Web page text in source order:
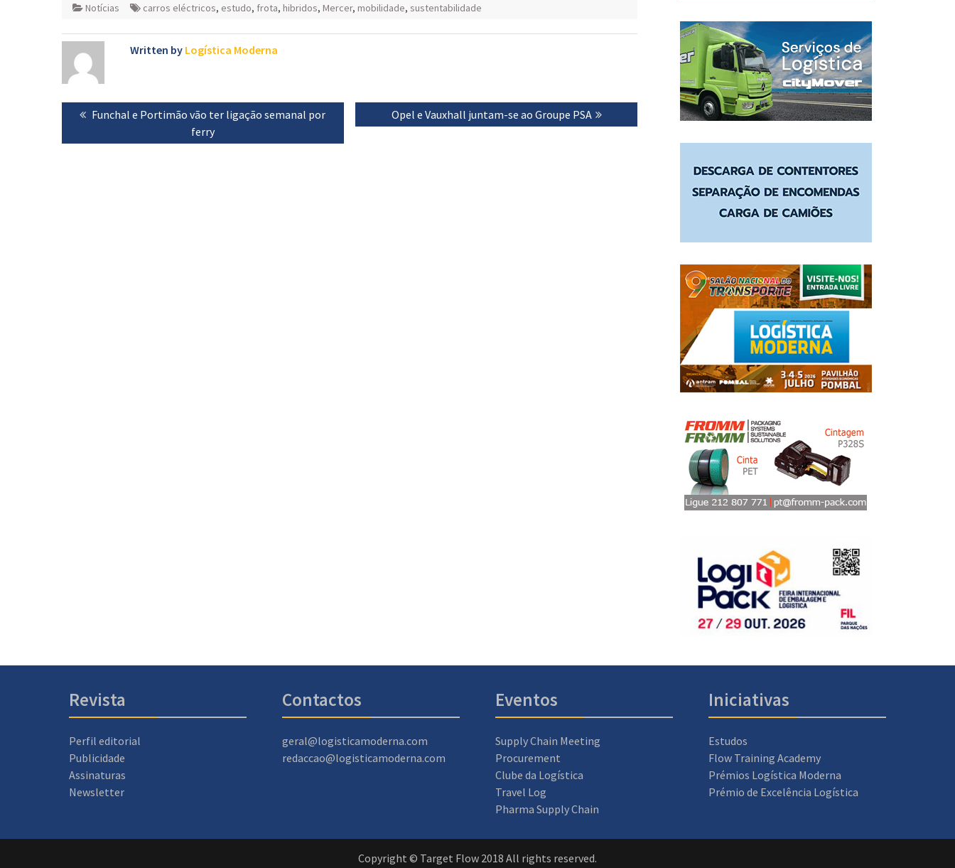
Notícias carros eléctricos, estudo, frota, hibridos, Mercer, mobilidade, sustentabilidade
Written by Logística Moderna
Navegação
artigos
Previous
Funchal e Portimão vão ter ligação semanal por
ferry
Next
post:
Opel e Vauxhall juntam-se ao Groupe PSA
Revista
Perfil editorial
Publicidade
Assinaturas
Newsletter
Contactos
geral@logisticamoderna.com
redaccao@logisticamoderna.com
Eventos
Supply Chain Meeting
Procurement
Clube da Logística
Travel Log
Pharma Supply Chain
Iniciativas
Estudos
Flow Training Academy
Prémios Logística Moderna
Prémio de Excelência Logística
Copyright © Target Flow 2018 All rights reserved.